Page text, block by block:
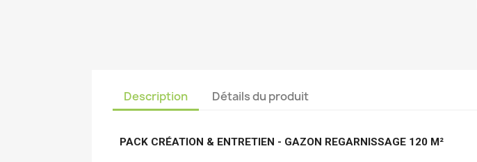
Description Détails du produit
PACK CRÉATION & ENTRETIEN - GAZON REGARNISSAGE 120 M²